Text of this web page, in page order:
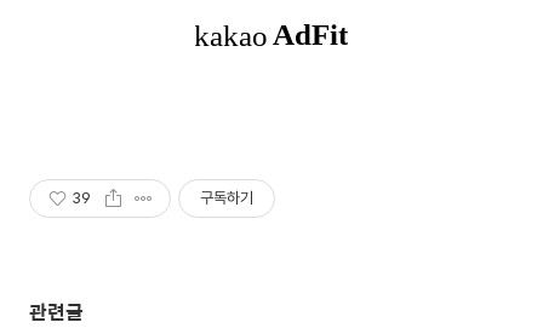
39 구독하기
관련글